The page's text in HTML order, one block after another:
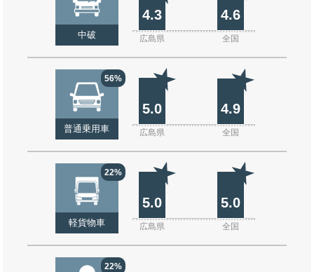
中破
4.3 4.6
広島県 全国
56%
普通乗用車
5.0 4.9
広島県 全国
22%
軽貨物車
5.0 5.0
広島県 全国
22%